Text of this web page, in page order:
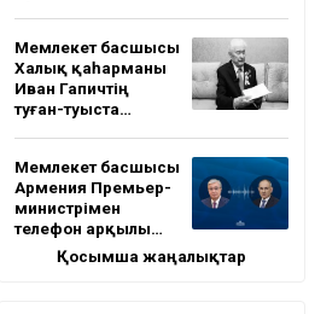
Мемлекет басшысы
Халық қаһарманы
Иван Гапичтің
туған-туыста…
Мемлекет басшысы
Армения Премьер-
министрімен
телефон арқылы…
Қосымша жаңалықтар